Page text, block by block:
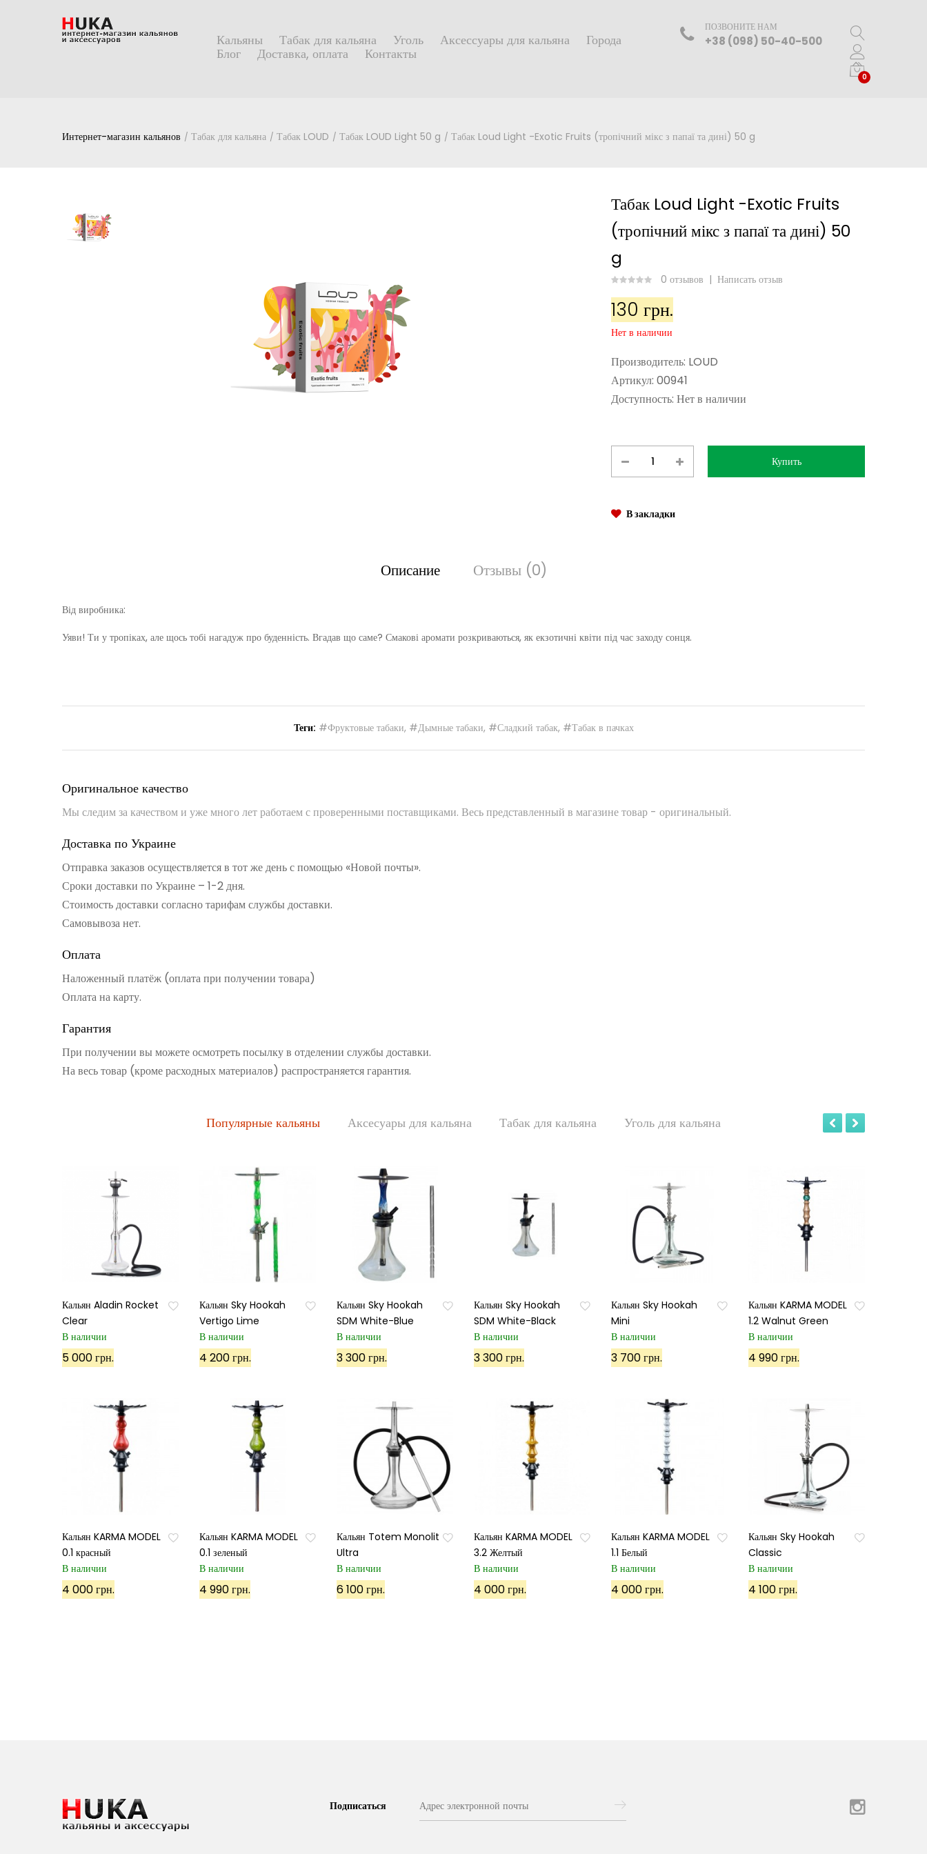
Кальяны Табак для кальяна Уголь Аксессуары для кальяна
Города
Блог
Доставка, оплата Контакты
ПОЗВОНИТЕ НАМ
+38 (098) 50-40-500
0
Интернет-магазин кальянов Табак для кальяна Табак LOUD Табак LOUD Light 50 g Табак Loud Light -Exotic Fruits (тропічний мікс з папаї та дині) 50 g
Табак Loud Light -Exotic Fruits
(тропічний мікс з папаї та дині) 50
g
0 отзывов | Написать отзыв
130 грн.
Нет в наличии
Производитель: LOUD
Артикул: 00941
Доступность: Нет в наличии
В закладки
Описание Отзывы (0)
Від виробника:
Уяви! Ти у тропіках, але щось тобі нагадуж про буденність. Вгадав що саме? Смакові аромати розкриваються, як екзотичні квіти під час заходу сонця.
Теги: #Фруктовые табаки, #Дымные табаки, #Сладкий табак, #Табак в пачках
Оригинальное качество
Мы следим за качеством и уже много лет работаем с проверенными поставщиками. Весь представленный в магазине товар - оригинальный.
Доставка по Украине
Отправка заказов осуществляется в тот же день с помощью «Новой почты».
Сроки доставки по Украине – 1-2 дня.
Стоимость доставки согласно тарифам службы доставки.
Самовывоза нет.
Оплата
Наложенный платёж (оплата при получении товара)
Оплата на карту.
Гарантия
При получении вы можете осмотреть посылку в отделении службы доставки.
На весь товар (кроме расходных материалов) распространяется гарантия.
Популярные кальяны Аксесуары для кальяна Табак для кальяна Уголь для кальяна
Кальян Aladin Rocket
Clear
В наличии
5 000 грн.
Кальян Sky Hookah
Vertigo Lime
В наличии
4 200 грн.
Кальян Sky Hookah
SDM White-Blue
В наличии
3 300 грн.
Кальян Sky Hookah
SDM White-Black
В наличии
3 300 грн.
Кальян Sky Hookah
Mini
В наличии
3 700 грн.
Кальян KARMA MODEL
1.2 Walnut Green
В наличии
4 990 грн.
Кальян KARMA MODEL
0.1 красный
В наличии
4 000 грн.
Кальян KARMA MODEL
0.1 зеленый
В наличии
4 990 грн.
Кальян Totem Monolit
Ultra
В наличии
6 100 грн.
Кальян KARMA MODEL
3.2 Желтый
В наличии
4 000 грн.
Кальян KARMA MODEL
1.1 Белый
В наличии
4 000 грн.
Кальян Sky Hookah
Classic
В наличии
4 100 грн.
Подписаться